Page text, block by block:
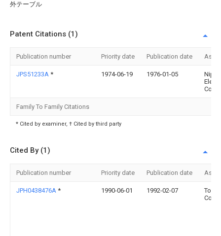
外テーブル
Patent Citations (1)
Publication number Priority date Publication date
JPS51233A * 1974-06-19 1976-01-05
Co
Family To Family Citations
* Cited by examiner, † Cited by third party
Cited By (1)
Publication number Priority date Publication date
JPH0438476A * 1990-06-01 1992-02-07
Corp